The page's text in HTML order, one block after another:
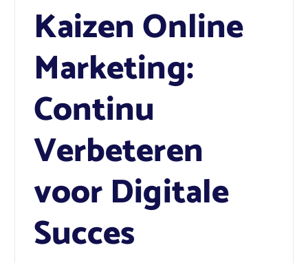
Kaizen Online
Marketing:
Continu
Verbeteren
voor Digitale
Succes